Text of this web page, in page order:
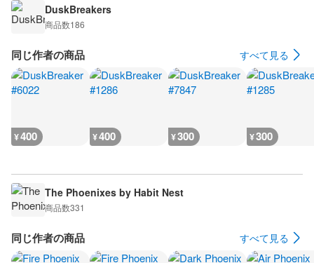
DuskBreakers
商品数186
同じ作者の商品 すべて見る
¥400 ¥400 ¥300 ¥300
The Phoenixes by Habit Nest
商品数331
同じ作者の商品 すべて見る